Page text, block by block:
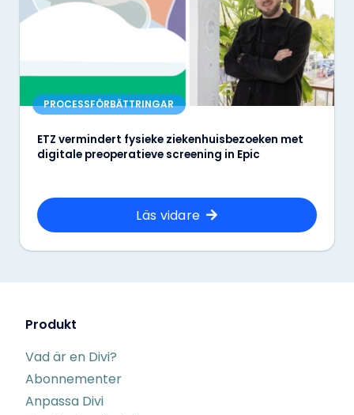
PROCESSFÖRBÄTTRINGAR
ETZ vermindert fysieke ziekenhuisbezoeken met
digitale preoperatieve screening in Epic
Läs vidare
Produkt
Vad är en Divi?
Abonnementer
Anpassa Divi